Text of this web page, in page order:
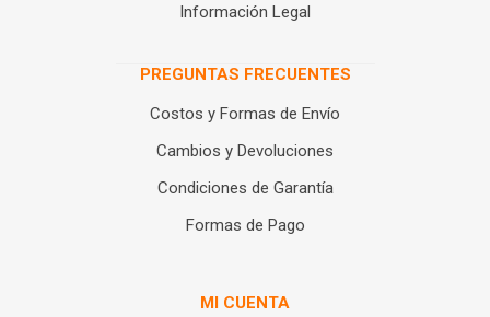
Información Legal
PREGUNTAS FRECUENTES
Costos y Formas de Envío
Cambios y Devoluciones
Condiciones de Garantía
Formas de Pago
MI CUENTA